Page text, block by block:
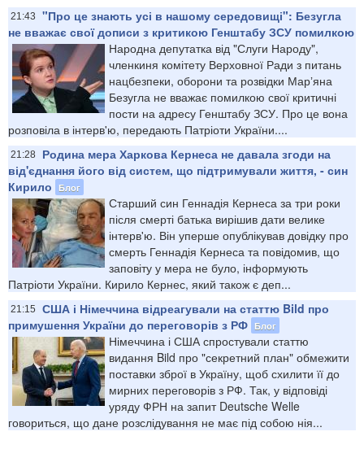
21:43
"Про це знають усі в нашому середовищі": Безугла
не вважає свої дописи з критикою Генштабу ЗСУ помилкою
Народна депутатка від "Слуги Народу",
членкиня комітету Верховної Ради з питань
нацбезпеки, оборони та розвідки Марʼяна
Безугла не вважає помилкою свої критичні
пости на адресу Генштабу ЗСУ. Про це вона
розповіла в інтерв'ю, передають Патріоти України....
21:28
Родина мера Харкова Кернеса не давала згоди на
від'єднання його від систем, що підтримували життя, - син
Кирило
Блог
Старший син Геннадія Кернеса за три роки
після смерті батька вирішив дати велике
інтерв'ю. Він уперше опублікував довідку про
смерть Геннадія Кернеса та повідомив, що
заповіту у мера не було, інформують
Патріоти України. Кирило Кернес, який також є деп...
21:15
США і Німеччина відреагували на статтю Bild про
примушення України до переговорів з РФ Блог
Німеччина і США спростували статтю
видання Bild про "секретний план" обмежити
поставки зброї в Україну, щоб схилити її до
мирних переговорів з РФ. Так, у відповіді
уряду ФРН на запит Deutsche Welle
говориться, що дане розслідування не має під собою нія...